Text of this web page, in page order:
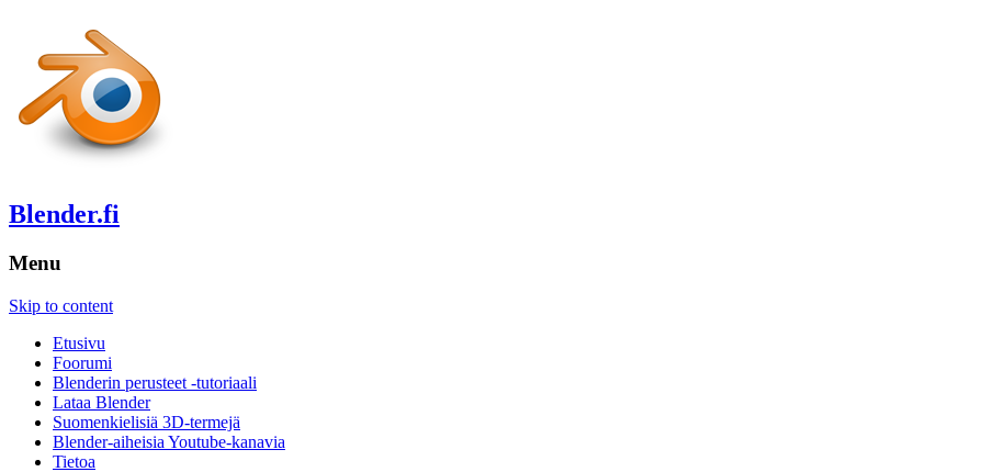
Blender.fi
Menu
Skip to content
Etusivu
Foorumi
Blenderin perusteet -tutoriaali
Lataa Blender
Suomenkielisiä 3D-termejä
Blender-aiheisia Youtube-kanavia
Tietoa